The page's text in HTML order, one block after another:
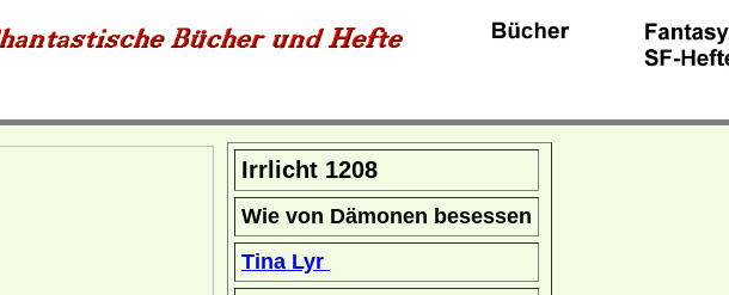
Irrlicht 1208
Wie von Dämonen besessen
Tina Lyr